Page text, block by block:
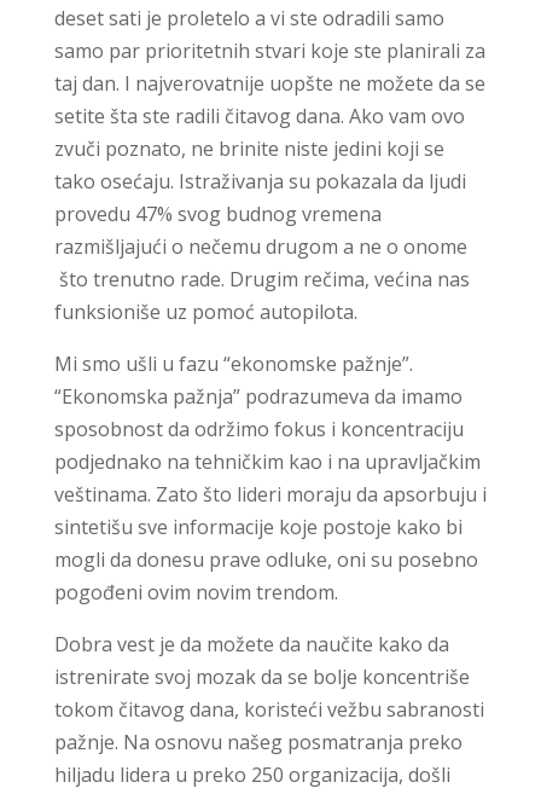
deset sati je proletelo a vi ste odradili samo
samo par prioritetnih stvari koje ste planirali za
taj dan. I najverovatnije uopšte ne možete da se
setite šta ste radili čitavog dana. Ako vam ovo
zvuči poznato, ne brinite niste jedini koji se
tako osećaju. Istraživanja su pokazala da ljudi
provedu 47% svog budnog vremena
razmišljajući o nečemu drugom a ne o onome
što trenutno rade. Drugim rečima, većina nas
funksioniše uz pomoć autopilota.
Mi smo ušli u fazu “ekonomske pažnje”.
“Ekonomska pažnja” podrazumeva da imamo
sposobnost da održimo fokus i koncentraciju
podjednako na tehničkim kao i na upravljačkim
veštinama. Zato što lideri moraju da apsorbuju i
sintetišu sve informacije koje postoje kako bi
mogli da donesu prave odluke, oni su posebno
pogođeni ovim novim trendom.
Dobra vest je da možete da naučite kako da
istrenirate svoj mozak da se bolje koncentriše
tokom čitavog dana, koristeći vežbu sabranosti
pažnje. Na osnovu našeg posmatranja preko
hiljadu lidera u preko 250 organizacija, došli